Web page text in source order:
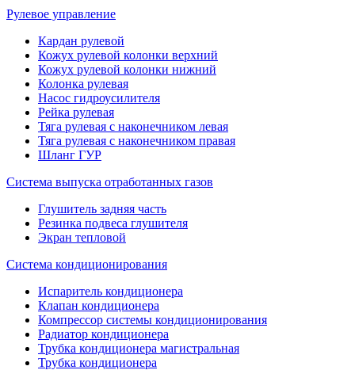
Рулевое управление
Кардан рулевой
Кожух рулевой колонки верхний
Кожух рулевой колонки нижний
Колонка рулевая
Насос гидроусилителя
Рейка рулевая
Тяга рулевая с наконечником левая
Тяга рулевая с наконечником правая
Шланг ГУР
Система выпуска отработанных газов
Глушитель задняя часть
Резинка подвеса глушителя
Экран тепловой
Система кондиционирования
Испаритель кондиционера
Клапан кондиционера
Компрессор системы кондиционирования
Радиатор кондиционера
Трубка кондиционера магистральная
Трубка кондиционера